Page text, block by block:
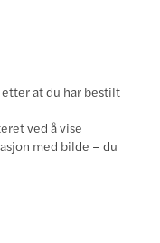
at du har bestilt
ved å vise
med bilde – du